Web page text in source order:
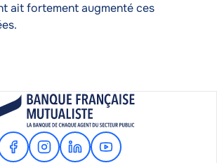
ait fortement augmenté ces
FacebookInstagram
LinkedinYoutube